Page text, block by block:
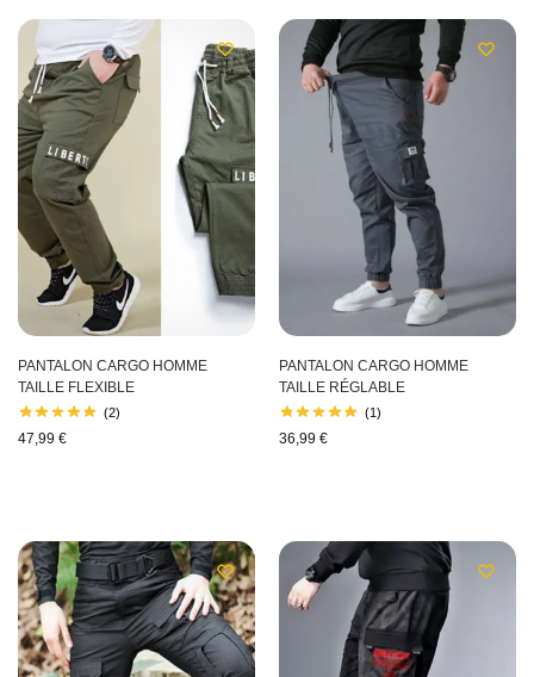
PANTALON CARGO HOMME
TAILLE FLEXIBLE
(2)
47,99 €
PANTALON CARGO HOMME
TAILLE RÉGLABLE
(1)
36,99 €